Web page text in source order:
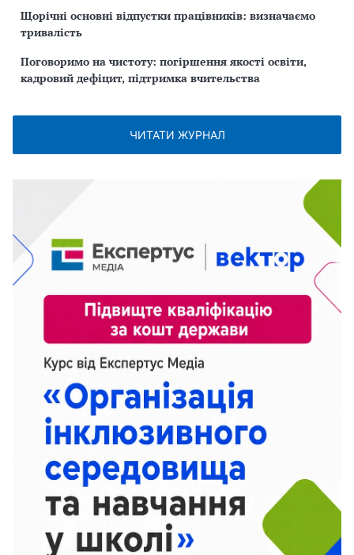
Щорічні основні відпустки працівників: визначаємо
тривалість
Поговоримо на чистоту: погіршення якості освіти,
кадровий дефіцит, підтримка вчительства
ЧИТАТИ ЖУРНАЛ